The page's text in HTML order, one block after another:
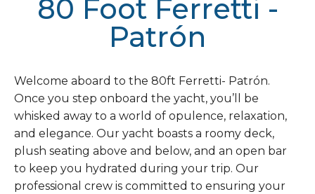
80 Foot Ferretti -
Patrón
Welcome aboard to the 80ft Ferretti- Patrón.
Once you step onboard the yacht, you’ll be
whisked away to a world of opulence, relaxation,
and elegance. Our yacht boasts a roomy deck,
plush seating above and below, and an open bar
to keep you hydrated during your trip. Our
professional crew is committed to ensuring your